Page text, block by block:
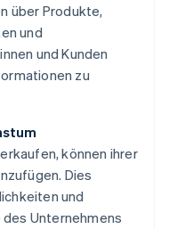
über Produkte,
und
und Kunden
zu
können ihrer
Dies
und
Unternehmens